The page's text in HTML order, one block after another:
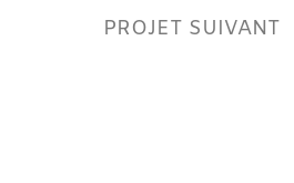
PROJET SUIVANT